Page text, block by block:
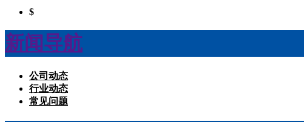
$
新闻导航
公司动态
行业动态
常见问题